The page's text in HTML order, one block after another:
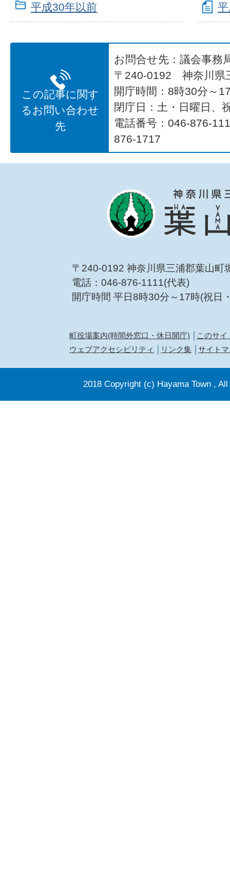
平成30年以前
この記事に関す
るお問い合わせ
先
お問合せ先：議会事務
〒240-0192 神奈川県
開庁時間：8時30分～
閉庁日：土・日曜日、
電話番号：046-876-
876-1717
〒240-0192 神奈川県三浦郡葉山町
電話：046-876-1111(代表)
開庁時間 平日8時30分～17時(祝日
町役場案内(時間外窓口・休日開庁)
このサイ
ウェブアクセシビリティ
リンク集 サイト
2018 Copyright (c) Hayama Town ,